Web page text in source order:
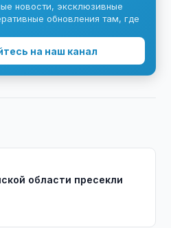
новости, эксклюзивные
обновления там, где
на наш канал
области пресекли